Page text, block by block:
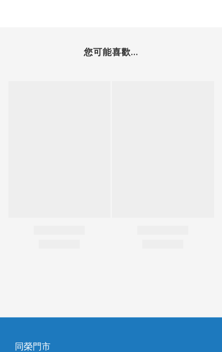
您可能喜歡...
同榮門市